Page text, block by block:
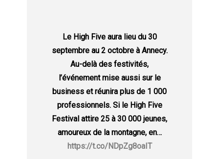
Le High Five aura lieu du 30
septembre au 2 octobre à Annecy.
Au-delà des festivités,
l’événement mise aussi sur le
business et réunira plus de 1 000
professionnels. Si le High Five
Festival attire 25 à 30 000 jeunes,
amoureux de la montagne, en…
https://t.co/NDpZg8oaIT